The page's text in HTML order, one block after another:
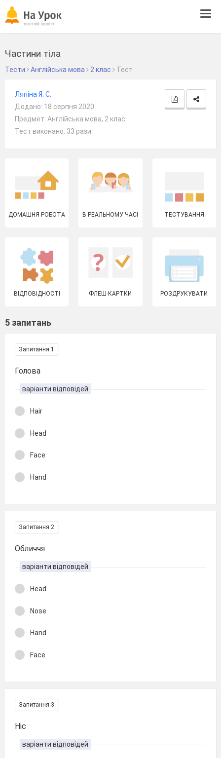
Частини тіла
Тести Англійська мова 2 клас Тест
Ляпіна Я. С.
Додано: 18 серпня 2020
Предмет: Англійська мова, 2 клас
Тест виконано: 33 рази
ДОМАШНЯ РОБОТА В РЕАЛЬНОМУ ЧАСІ ТЕСТУВАННЯ
ВІДПОВІДНОСТІ ФЛЕШ-КАРТКИ РОЗДРУКУВАТИ
5 запитань
Запитання 1
Голова
варіанти відповідей
Hair
Head
Face
Hand
Запитання 2
Обличчя
варіанти відповідей
Head
Nose
Hand
Face
Запитання 3
Ніс
варіанти відповідей